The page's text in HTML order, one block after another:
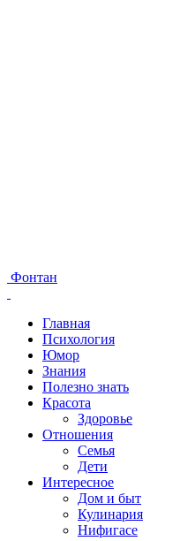
Фонтан
Главная
Психология
Юмор
Знания
Полезно знать
Красота
Здоровье
Отношения
Семья
Дети
Интересное
Дом и быт
Кулинария
Нифигасе